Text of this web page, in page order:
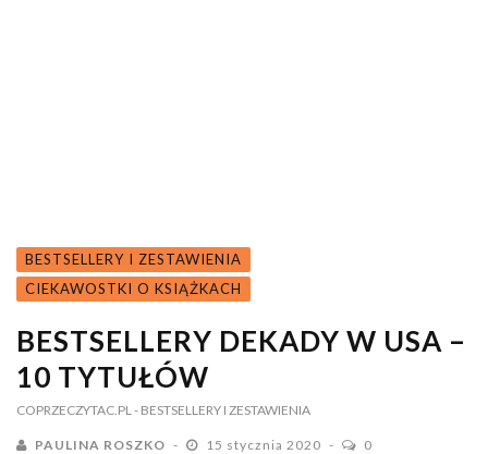
BESTSELLERY I ZESTAWIENIA
CIEKAWOSTKI O KSIĄŻKACH
BESTSELLERY DEKADY W USA –
10 TYTUŁÓW
COPRZECZYTAC.PL - BESTSELLERY I ZESTAWIENIA
PAULINA ROSZKO 15 stycznia 2020 0